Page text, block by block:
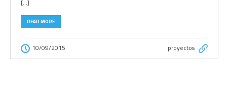
[…]
READ MORE
10/09/2015 proyectos